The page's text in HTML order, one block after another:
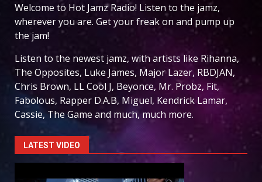
Welcome to Hot Jamz Radio! Listen to the jamz,
wherever you are. Get your freak on and pump up
the jam!
Listen to the newest jamz, with artists like Rihanna,
The Opposites, Luke James, Major Lazer, RBDJAN,
Chris Brown, LL Cool J, Beyonce, Mr. Probz, Fit,
Fabolous, Rapper D.A.B, Miguel, Kendrick Lamar,
Cassie, The Game and much, much more.
LATEST VIDEO